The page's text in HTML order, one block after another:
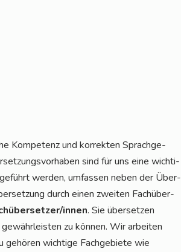
Kom­pe­tenz und kor­rek­ten Sprach­ge­
sind für uns eine wich­ti­
wer­den, umfas­sen neben der Über­
durch einen zwei­ten Fach­über­
in­nen. Sie über­set­zen
zu kön­nen. Wir arbei­ten
gehö­ren wich­ti­ge Fach­ge­bie­te wie